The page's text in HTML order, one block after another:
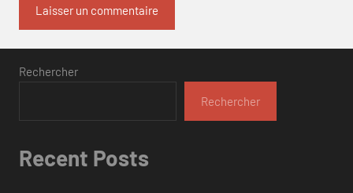
Rechercher
Rechercher
Recent Posts